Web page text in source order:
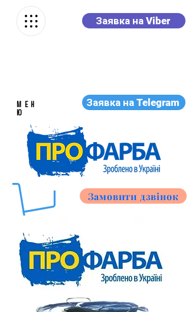
Заявка на Viber
Заявка на Telegram
МЕН
Ю
Замовити дзвінок